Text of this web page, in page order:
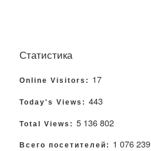
Статистика
Online Visitors: 17
Today's Views: 443
Total Views: 5 136 802
Всего посетителей: 1 076 239